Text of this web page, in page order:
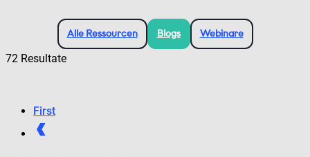
Alle Ressourcen Blogs Webinare
72 Resultate
First